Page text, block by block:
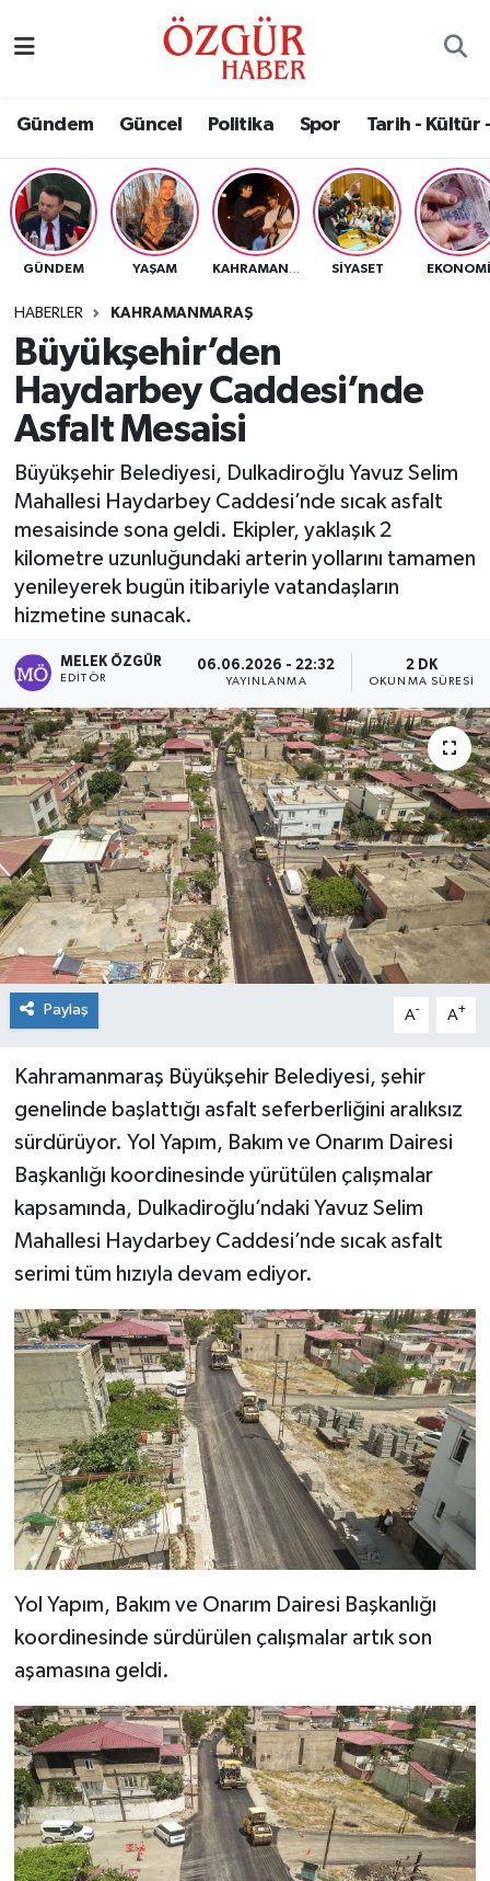
Gündem Güncel Politika Spor Tarih - Kültür
GÜNDEM YAŞAM SIYASET EKONOMI
HABERLER KAHRAMANMARAŞ
Büyükşehir’den
Haydarbey Caddesi’nde
Asfalt Mesaisi
Büyükşehir Belediyesi, Dulkadiroğlu Yavuz Selim
Mahallesi Haydarbey Caddesi’nde sıcak asfalt
mesaisinde sona geldi. Ekipler, yaklaşık 2
kilometre uzunluğundaki arterin yollarını tamamen
yenileyerek bugün itibariyle vatandaşların
hizmetine sunacak.
MELEK ÖZGÜR
EDITÖR
06.06.2026 - 22:32
YAYINLANMA
2 DK
OKUNMA SÜRESI
Paylaş A- A+
Kahramanmaraş Büyükşehir Belediyesi, şehir
genelinde başlattığı asfalt seferberliğini aralıksız
sürdürüyor. Yol Yapım, Bakım ve Onarım Dairesi
Başkanlığı koordinesinde yürütülen çalışmalar
kapsamında, Dulkadiroğlu’ndaki Yavuz Selim
Mahallesi Haydarbey Caddesi’nde sıcak asfalt
serimi tüm hızıyla devam ediyor.
Yol Yapım, Bakım ve Onarım Dairesi Başkanlığı
koordinesinde sürdürülen çalışmalar artık son
aşamasına geldi.
Eğitim
Ekonomi
Güncel
Gündem
Magazin
Politika
Sağlık
Spor
Nöbetçi Eczaneler
Namaz Vakitleri
Trafik Durumu
Süper Lig Puan Durumu ve Fikstür
Tüm Manşetler
Son Dakika Haberleri
Haber Arşivi